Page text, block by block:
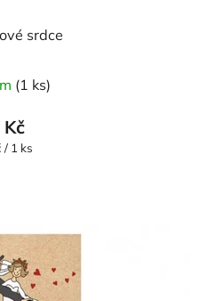
srdce
(1 ks)
Kč
/ 1 ks